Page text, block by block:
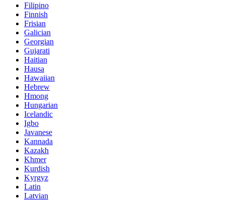
Filipino
Finnish
Frisian
Galician
Georgian
Gujarati
Haitian
Hausa
Hawaiian
Hebrew
Hmong
Hungarian
Icelandic
Igbo
Javanese
Kannada
Kazakh
Khmer
Kurdish
Kyrgyz
Latin
Latvian